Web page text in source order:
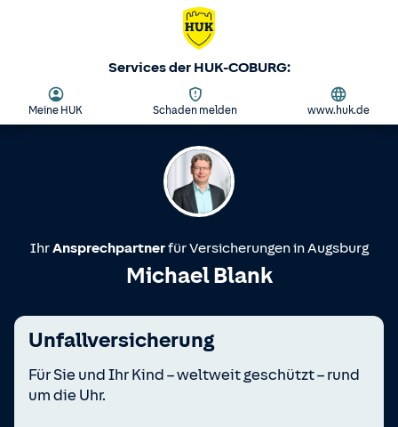
Services der HUK-COBURG:
Meine HUK Schaden melden www.huk.de
IhrAnsprechpartnerfür Versicherungen inAugsburg
Michael Blank
Unfallversicherung
Für Sie und Ihr Kind – weltweit geschützt – rund
um die Uhr.